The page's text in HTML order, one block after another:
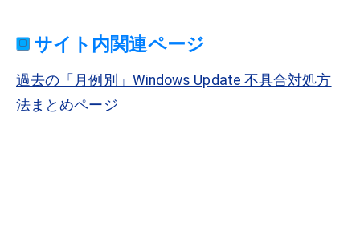
サイト内関連ページ
過去の「月例別」Windows Update 不具合対処方
法まとめページ